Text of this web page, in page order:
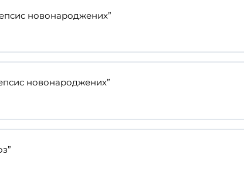
новонароджених”
сепсис новонароджених”
новонароджених”